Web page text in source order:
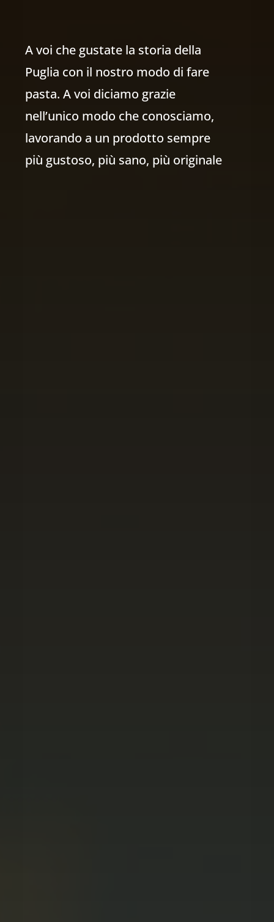
A voi che gustate la storia della
Puglia con il nostro modo di fare
pasta. A voi diciamo grazie
nell’unico modo che conosciamo,
lavorando a un prodotto sempre
più gustoso, più sano, più originale